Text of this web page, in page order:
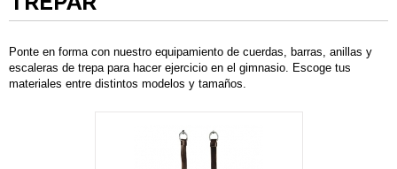
Ponte en forma con nuestro equipamiento de cuerdas, barras, anillas y
escaleras de trepa para hacer ejercicio en el gimnasio. Escoge tus
materiales entre distintos modelos y tamaños.